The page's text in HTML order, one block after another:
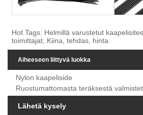
Hot Tags: Helmillä varustetut
toimittajat, Kiina, tehdas, hinta
Aiheeseen liittyvä luokka
Nylon kaapeliside
Ruostumattomasta teräksestä
Lähetä kysely